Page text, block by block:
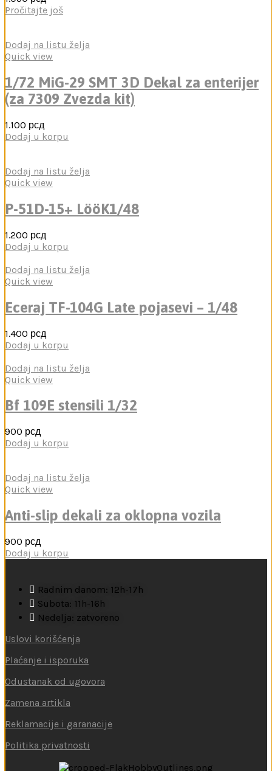
Pročitajte još
Dodaj na listu želja
Quick view
1/72 MiG-29 SMT 3D Dekal za enterijer
(za 7309 Zvezda kit)
1.100 рсд
Dodaj u korpu
Dodaj na listu želja
Quick view
P-51D-15+ LööK1/48
1.200 рсд
Dodaj u korpu
Dodaj na listu želja
Quick view
Eceraj TF-104G Late pojasevi – 1/48
1.400 рсд
Dodaj u korpu
Dodaj na listu želja
Quick view
Bf 109E stensili 1/32
900 рсд
Dodaj u korpu
Dodaj na listu želja
Quick view
Anti-slip dekali za oklopna vozila
900 рсд
Dodaj u korpu
Radnim danom: 12h-17h
Subota: 11h-16h
Nedelja: zatvoreno
Uslovi korišćenja
Plaćanje i isporuka
Odustanak od ugovora
Zamena artikla
Reklamacije i garanacije
Politika privatnosti